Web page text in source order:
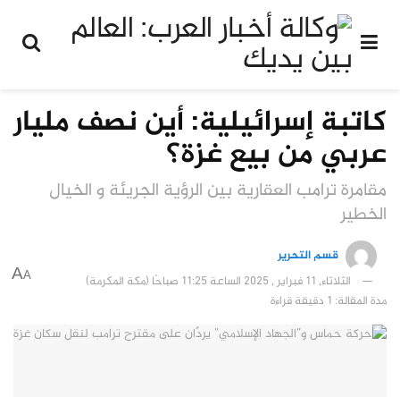
كاتبة إسرائيلية: أين نصف مليار
عربي من بيع غزة؟
مقامرة ترامب العقارية بين الرؤية الجريئة و الخيال
الخطير
قسم التحرير
الثلاثاء, 11 فبراير , 2025 الساعة 11:25 صباحًا (مكة المكرمة)
مدة المقالة: 1 دقيقة قراءة
A
A